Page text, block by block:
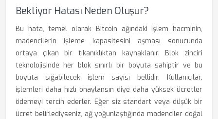
Bekliyor Hatası Neden Oluşur?
Bu hata, temel olarak Bitcoin ağındaki işlem hacminin,
madencilerin işleme kapasitesini aşması sonucunda
ortaya çıkan bir tıkanıklıktan kaynaklanır. Blok zinciri
teknolojisinde her blok sınırlı bir boyuta sahiptir ve bu
boyuta sığabilecek işlem sayısı bellidir. Kullanıcılar,
işlemleri daha hızlı onaylansın diye daha yüksek ücretler
ödemeyi tercih ederler. Eğer siz standart veya düşük bir
ücret belirlediyseniz, ağ yoğunlaştığında madenciler doğal